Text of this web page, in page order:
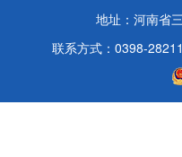
地址：河南省
联系方式：0398-